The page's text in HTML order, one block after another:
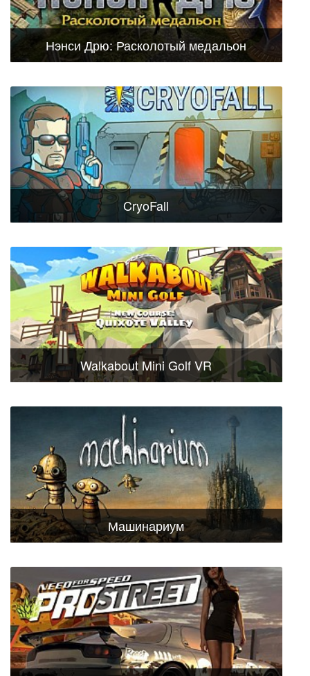
Нэнси Дрю: Расколотый медальон
CryoFall
Walkabout Mini Golf VR
Машинариум